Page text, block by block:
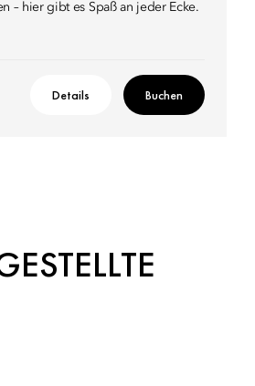
– hier gibt es Spaß an jeder Ecke.
Details Buchen